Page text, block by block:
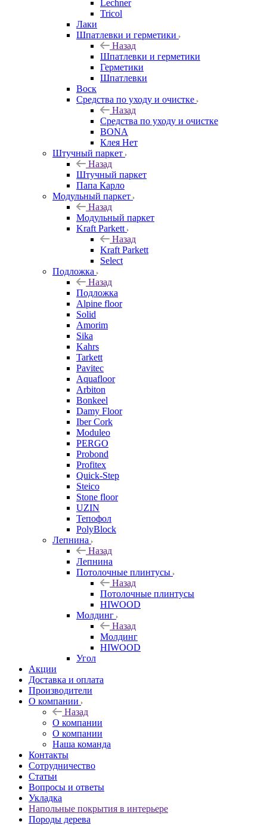
Lechner
Tricol
Лаки
Шпатлевки и герметики
Назад
Шпатлевки и герметики
Герметики
Шпатлевки
Воск
Средства по уходу и очистке
Назад
Средства по уходу и очистке
BONA
Клея Нет
Штучный паркет
Назад
Штучный паркет
Папа Карло
Модульный паркет
Назад
Модульный паркет
Kraft Parkett
Назад
Kraft Parkett
Select
Подложка
Назад
Подложка
Alpine floor
Solid
Amorim
Sika
Kahrs
Tarkett
Pavitec
Aquafloor
Arbiton
Bonkeel
Damy Floor
Iber Cork
Moduleo
PERGO
Probond
Profitex
Quick-Step
Steico
Stone floor
UZIN
Тепофол
PolyBlock
Лепнина
Назад
Лепнина
Потолочные плинтусы
Назад
Потолочные плинтусы
HIWOOD
Молдинг
Назад
Молдинг
HIWOOD
Угол
Акции
Доставка и оплата
Производители
О компании
Назад
О компании
О компании
Наша команда
Контакты
Сотрудничество
Статьи
Вопросы и ответы
Укладка
Напольные покрытия в интерьере
Породы дерева